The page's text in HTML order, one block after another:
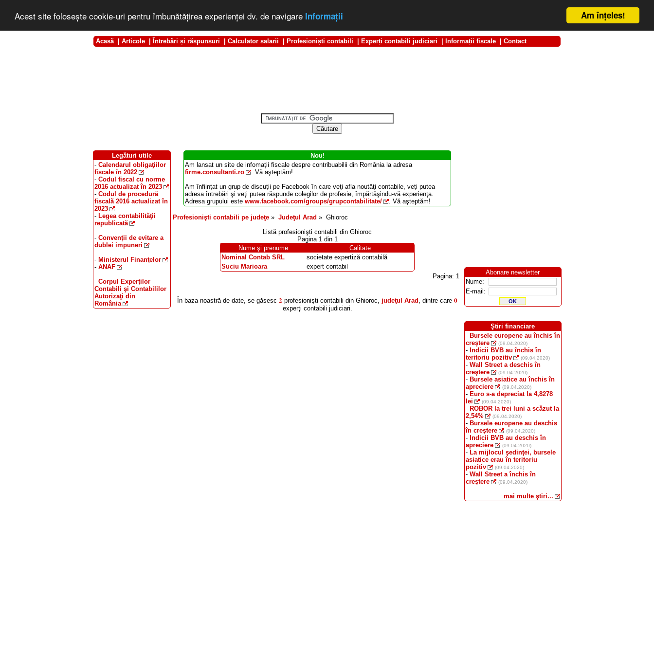
Am înţeles!
Acest site foloseşte cookie-uri pentru îmbunătăţirea experienţei dv. de navigare Informaţii
Acasă| Articole Întrebări și răspunsuri Calculator salarii Profesioniști contabili Experți contabili judiciari Informații fiscale Contact
Legături utile
- Calendarul obligaţiilor
fiscale în 2022
- Codul fiscal cu norme
2016 actualizat în 2023
- Codul de procedură
fiscală 2016 actualizat în
2023
- Legea contabilităţii
republicată
- Convenţii de evitare a
dublei impuneri
- Ministerul Finanţelor
- ANAF
- Corpul Experţilor
Contabili şi Contabililor
Autorizaţi din
România
Nou!
Am lansat un site de infomaţii fiscale despre contribuabilii din România la adresa
firme.consultanti.ro
. Vă aşteptăm!
Am înfiinţat un grup de discuţii pe Facebook în care veţi afla noutăţi contabile, veţi putea
adresa întrebări şi veţi putea răspunde colegilor de profesie, împărtăşindu-vă experienţa.
Adresa grupului este www.facebook.com/groups/grupcontabilitate/ . Vă aşteptăm!
Profesionişti contabili pe judeţe» Judeţul Arad » Ghioroc
Listă profesionişti contabili din Ghioroc
Pagina 1 din 1
Nume şi prenume
Calitate
Nominal Contab SRL
societate expertiză contabilă
Suciu Marioara
expert contabil
Pagina: 1
În baza noastră de date, se găsesc 2 profesionişti contabili din Ghioroc, judeţul Arad , dintre care 0
experţi contabili judiciari.
Abonare newsletter
Nume:
E-mail:
Ştiri financiare
- Bursele europene au închis în
creştere
(09.04.2020)
- Indicii BVB au închis în
teritoriu pozitiv
(09.04.2020)
- Wall Street a deschis în
creştere
(09.04.2020)
- Bursele asiatice au închis în
apreciere
(09.04.2020)
- Euro s-a depreciat la 4,8278
lei
(09.04.2020)
- ROBOR la trei luni a scăzut la
2,54%
(09.04.2020)
- Bursele europene au deschis
în creştere
(09.04.2020)
- Indicii BVB au deschis în
apreciere
(09.04.2020)
- La mijlocul şedinţei, bursele
asiatice erau în teritoriu
pozitiv
(09.04.2020)
- Wall Street a închis în
creştere
(09.04.2020)
mai multe ştiri...